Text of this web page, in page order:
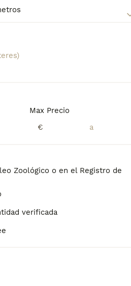
Max Precio
€
Zoológico o en el Registro de
verificada
esta raza de perro.
Inu Cachorros en venta
esta búsqueda guarda tu
el resultado perfecto:
un cachorro
cachorro de Akita Inu
717€,
pueden variar según
la reputación del
buen perro